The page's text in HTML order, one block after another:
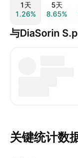
1天
1.26%
5天
8.65%
与DiaSorin
关键统计数